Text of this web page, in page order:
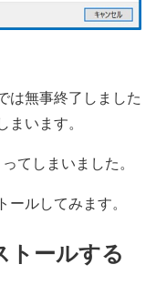
は無事終了しました
います。
てしまいました。
ルしてみます。
トールする